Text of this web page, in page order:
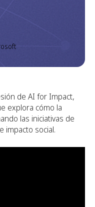
de AI for Impact,
explora cómo la
las iniciativas de
impacto social.